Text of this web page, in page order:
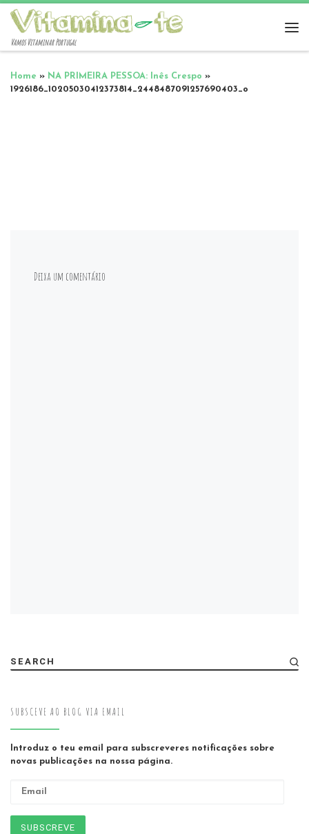
Vamos Vitaminar Portugal
Home » NA PRIMEIRA PESSOA: Inês Crespo »
1926186_10205030412373814_2448487091257690403_o
Deixa um comentário
SEARCH
SUBSCEVE AO BLOG VIA EMAIL
Introduz o teu email para subscreveres notificações sobre
novas publicações na nossa página.
SUBSCREVE